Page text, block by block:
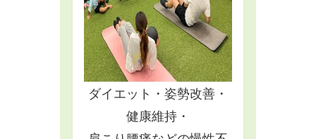
ダイエット・姿勢改善・
健康維持・